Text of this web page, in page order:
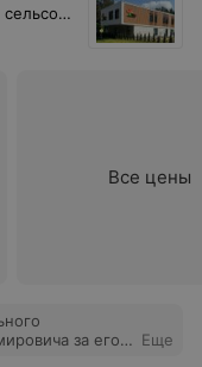
агрогородок Ждановичи, Ждановичский сельсовет, 105
Все цены
за его
Еще